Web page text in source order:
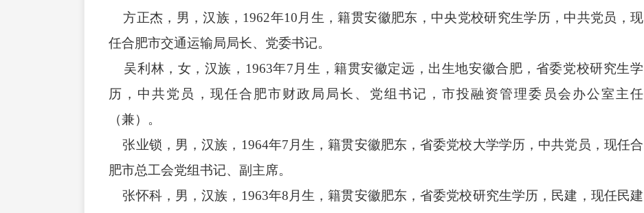
方正杰，男，汉族，1962年10月生，籍贯安徽肥东，中央党校研究生学历，中共党员，现
任合肥市交通运输局局长、党委书记。
吴利林，女，汉族，1963年7月生，籍贯安徽定远，出生地安徽合肥，省委党校研究生学
历，中共党员，现任合肥市财政局局长、党组书记，市投融资管理委员会办公室主任
（兼）。
张业锁，男，汉族，1964年7月生，籍贯安徽肥东，省委党校大学学历，中共党员，现任合
肥市总工会党组书记、副主席。
张怀科，男，汉族，1963年8月生，籍贯安徽肥东，省委党校研究生学历，民建，现任民建